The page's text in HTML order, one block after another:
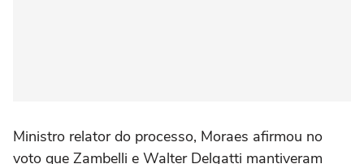
Ministro relator do processo, Moraes afirmou no
voto que Zambelli e Walter Delgatti mantiveram